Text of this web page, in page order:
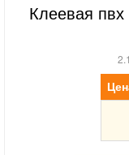
Клеевая